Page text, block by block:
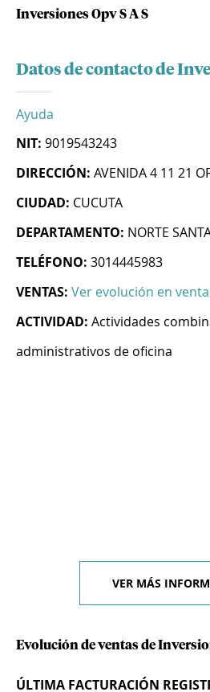
Inversiones Opv S A S
Datos de contacto de
Ayuda
NIT: 9019543243
DIRECCIÓN: AVENIDA 4 11 21
CIUDAD: CUCUTA
DEPARTAMENTO: NORTE
TELÉFONO: 3014445983
VENTAS: Ver evolución en
ACTIVIDAD: Actividades
administrativos de oficina
VER MÁS
Evolución de ventas de
ÚLTIMA FACTURACIÓN